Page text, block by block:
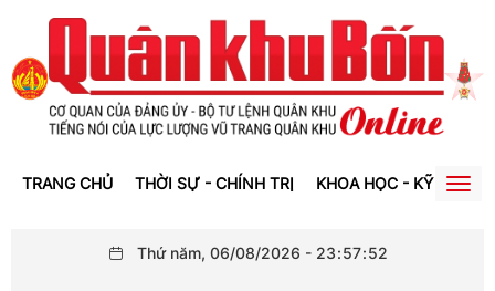
TRANG CHỦ THỜI SỰ - CHÍNH TRỊ KHOA HỌC - KỸ THUẬT
Thứ năm, 06/08/2026 - 23:57:52